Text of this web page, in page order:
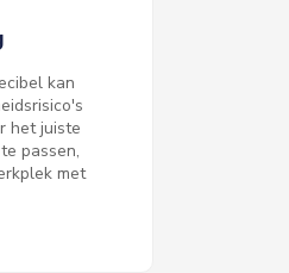
kan
het juiste
passen,
met